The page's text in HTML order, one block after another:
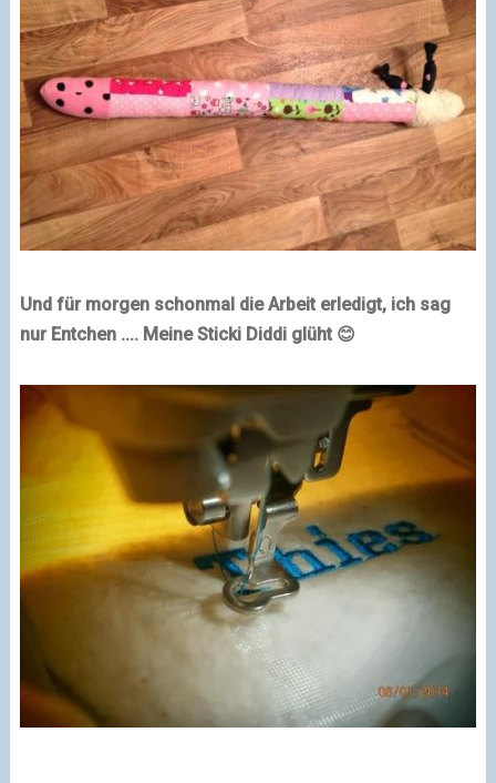
Und für morgen schonmal die Arbeit erledigt, ich sag
nur Entchen .... Meine Sticki Diddi glüht 😊